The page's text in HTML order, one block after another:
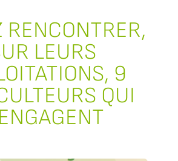
RENCONTRER,
LEURS
9
QUI